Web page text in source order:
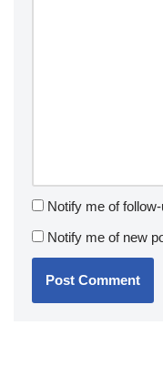
Notify me of
Notify me of new